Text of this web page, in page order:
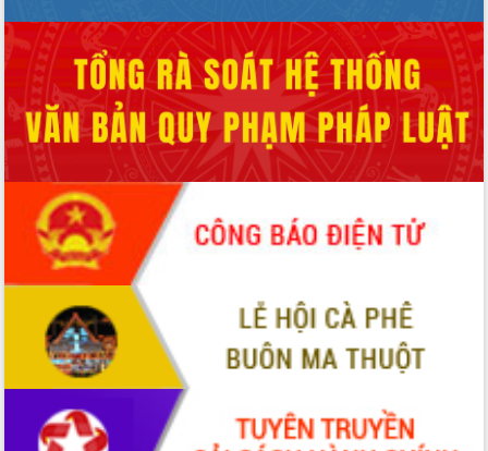
nghiệp Đắk Lắk tăng trưởng bứt phá
Triển khai đồng bộ đo đạc, lập hồ sơ
địa chính, hoàn thiện cơ sở dữ liệu đất
đai
Ứng dụng sinh trắc học - Bước tiến
trong hành trình chuyển đổi số tại Đắk
Lắk
Đắk Lắk nâng cao hiệu quả công tác
Đảng từ Sổ tay đảng viên điện tử
Đắk Lắk đẩy mạnh nuôi biển công
nghệ, hướng tới phát triển thủy sản
bền vững
Tập huấn nâng cao năng lực triển khai
chuyển đổi số cho cán bộ, công chức
cấp xã
Đắk Lắk phát động hưởng ứng Ngày
Quyền của người tiêu dùng Việt Nam
2026